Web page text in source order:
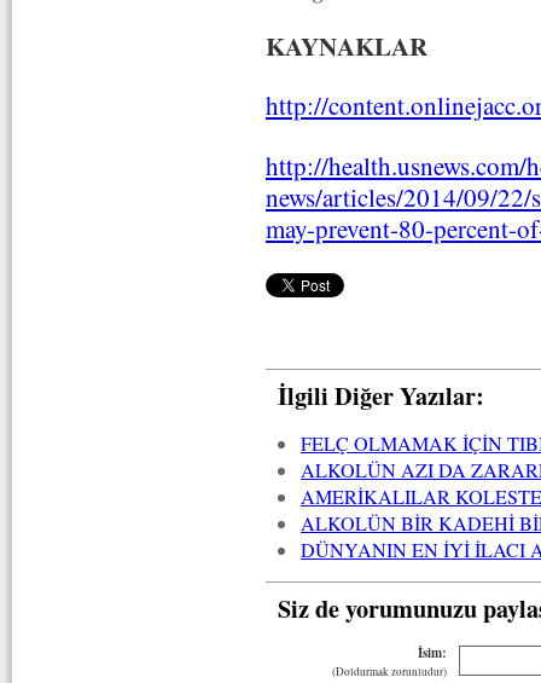
KAYNAKLAR
http://
http://health.usnews.com/
news/articles/2014/09/
may-prevent-80-percent-
İlgili Diğer Yazılar:
FELÇ OLMAMAK İÇİN
ALKOLÜN AZI DA
AMERİKALILAR
ALKOLÜN BİR KADEHİ
DÜNYANIN EN İYİ İLACI
Siz de yorumunuzu
İsim:
(Doldurmak zorunludur)